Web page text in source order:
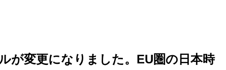
が変更になりました。EU圏の日本時